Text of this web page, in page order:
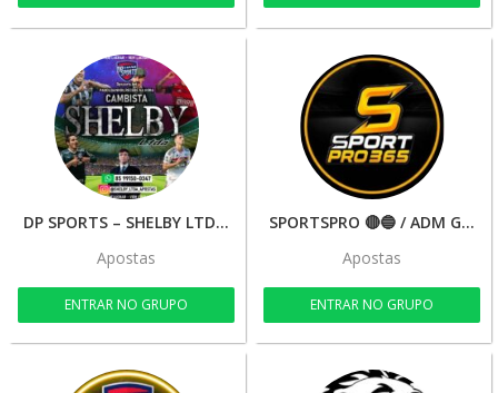
DP SPORTS – SHELBY LTDA💵🐉
Apostas
ENTRAR NO GRUPO
SPORTSPRO 🔴🔵 / ADM GILSON 🍀🚀
Apostas
ENTRAR NO GRUPO